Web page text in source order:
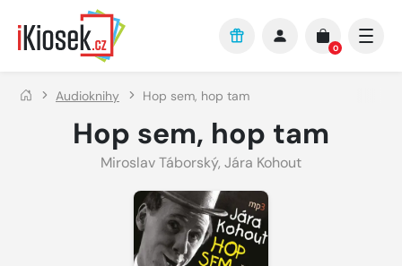
Přejít na hlavní obsah
0
Audioknihy Hop sem, hop tam
Hop sem, hop tam
Miroslav Táborský, Jára Kohout